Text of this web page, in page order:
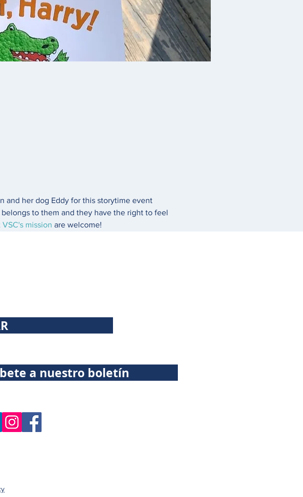
and her dog Eddy for this storytime event
to them and they have the right to feel
mission are welcome!
a nuestro boletín